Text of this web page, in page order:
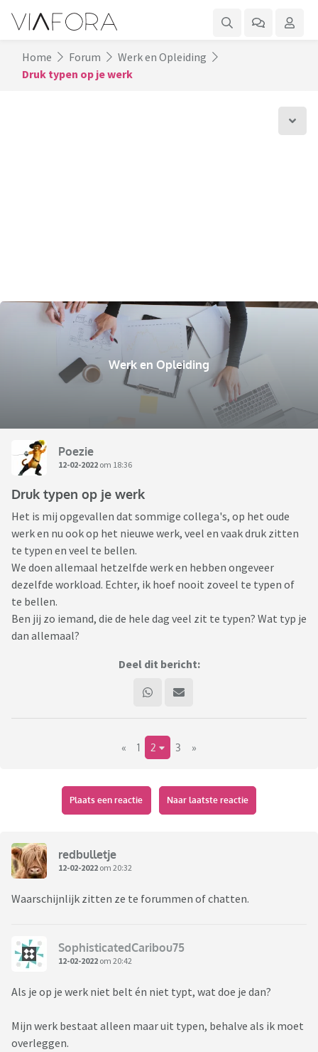
Home Forum
Werk en Opleiding
Druk typen op je werk
Werk en Opleiding
Poezie
12-02-2022 om 18:36
Druk typen op je werk
Het is mij opgevallen dat sommige collega's, op het oude
werk en nu ook op het nieuwe werk, veel en vaak druk zitten
te typen en veel te bellen.
We doen allemaal hetzelfde werk en hebben ongeveer
dezelfde workload. Echter, ik hoef nooit zoveel te typen of
te bellen.
Ben jij zo iemand, die de hele dag veel zit te typen? Wat typ je
dan allemaal?
Deel dit bericht:
« 1 2 3 »
Plaats een reactie Naar laatste reactie
redbulletje
12-02-2022 om 20:32
Waarschijnlijk zitten ze te forummen of chatten.
SophisticatedCaribou75
12-02-2022 om 20:42
Als je op je werk niet belt én niet typt, wat doe je dan?
Mijn werk bestaat alleen maar uit typen, behalve als ik moet
overleggen.